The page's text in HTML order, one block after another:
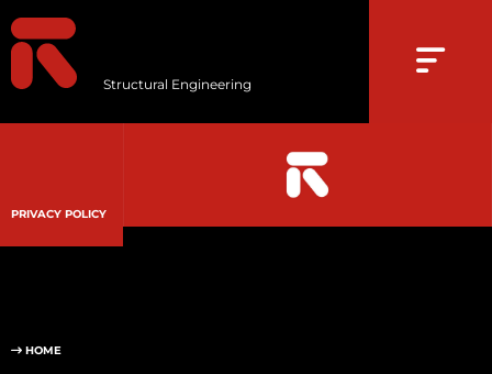
Structural Engineering
PRIVACY POLICY
HOME